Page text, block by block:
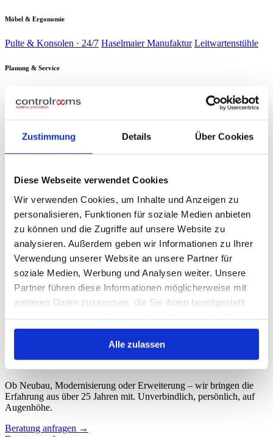
Zustimmung Details Über Cookies
Diese Webseite verwendet Cookies
Wir verwenden Cookies, um Inhalte und Anzeigen zu
personalisieren, Funktionen für soziale Medien anbieten
zu können und die Zugriffe auf unsere Website zu
analysieren. Außerdem geben wir Informationen zu Ihrer
Verwendung unserer Website an unsere Partner für
soziale Medien, Werbung und Analysen weiter. Unsere
Partner führen diese Informationen möglicherweise mit
weiteren Daten zusammen, die Sie ihnen bereitgestellt
gesammelt haben.
Alle zulassen
Möbel & Ergonomie
Pulte & Konsolen · 24/7 Haselmaier Manufaktur Leitwartenstühle
Planung & Service
Verträge Verbrauchsmaterial
BahnLeitzentralen & Stellwerkstechnik Sicherheit &
Planung & Design
Journal
Presse▾
ORF NÖ BerichtTV-Beitrag: Spezialist für Leitzentralen Fachartikel
Produktportfolio auf einen Blick
Über uns
KI
Beratung anfragen→
Start
Schlagwort: Barco TruePix gewinnt
Schlagwort: Barco TruePix gewinnt
Keine Beiträge gefunden.
Sprechen wir über Ihren Kontroll∞raum.
Ob Neubau, Modernisierung oder Erweiterung – wir bringen die
Erfahrung aus über 25 Jahren mit. Unverbindlich, persönlich, auf
Augenhöhe.
Beratung anfragen →